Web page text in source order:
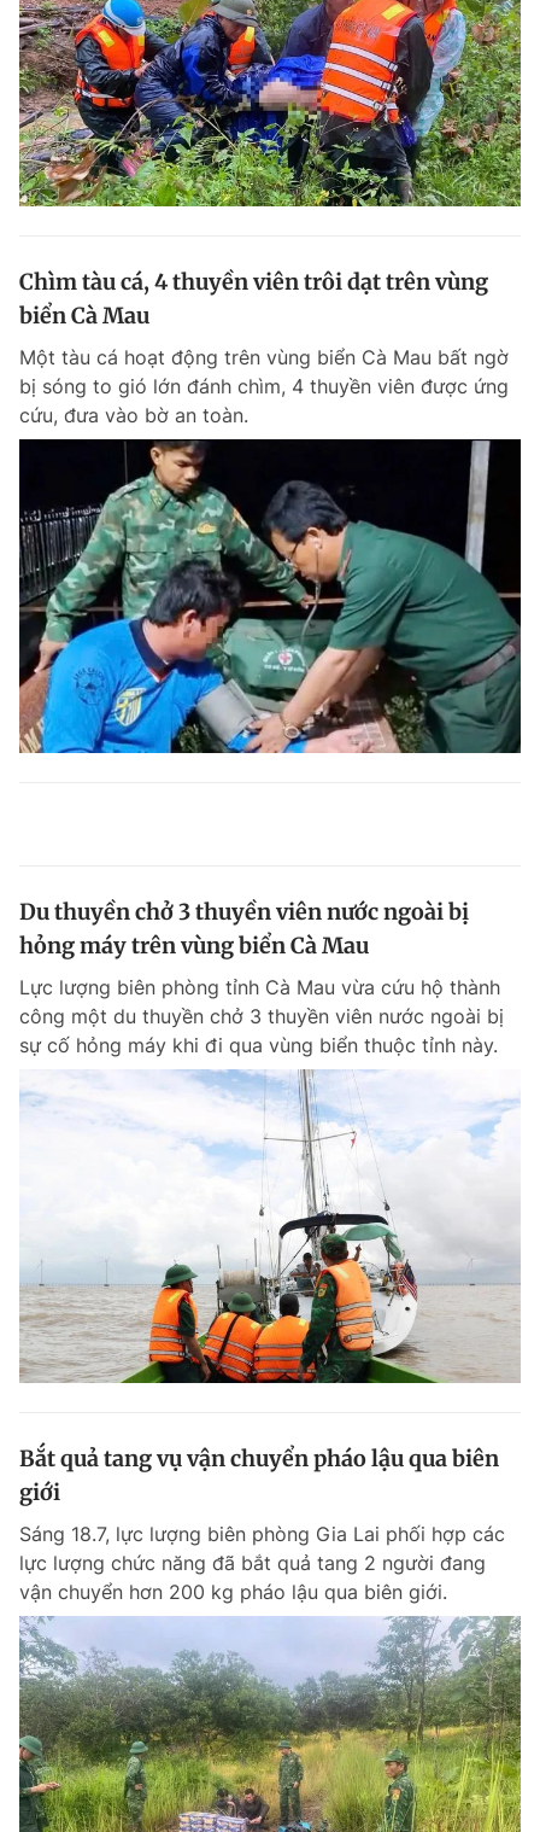
Chìm tàu cá, 4 thuyền viên trôi dạt trên vùng
biển Cà Mau
Một tàu cá hoạt động trên vùng biển Cà Mau bất ngờ
bị sóng to gió lớn đánh chìm, 4 thuyền viên được ứng
cứu, đưa vào bờ an toàn.
Du thuyền chở 3 thuyền viên nước ngoài bị
hỏng máy trên vùng biển Cà Mau
Lực lượng biên phòng tỉnh Cà Mau vừa cứu hộ thành
công một du thuyền chở 3 thuyền viên nước ngoài bị
sự cố hỏng máy khi đi qua vùng biển thuộc tỉnh này.
Bắt quả tang vụ vận chuyển pháo lậu qua biên
giới
Sáng 18.7, lực lượng biên phòng Gia Lai phối hợp các
lực lượng chức năng đã bắt quả tang 2 người đang
vận chuyển hơn 200 kg pháo lậu qua biên giới.